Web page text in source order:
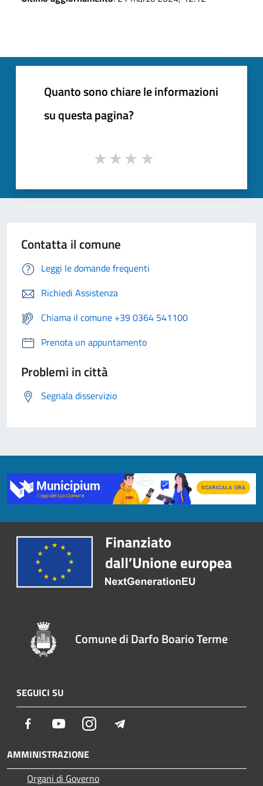
Quanto sono chiare le informazioni
su questa pagina?
Contatta il comune
Leggi le domande frequenti
Richiedi Assistenza
Chiama il comune +39 0364 541100
Prenota un appuntamento
Problemi in città
Segnala disservizio
Comune di Darfo Boario Terme
SEGUICI SU
Facebook YoutubeInstagram
AMMINISTRAZIONE
Organi di Governo